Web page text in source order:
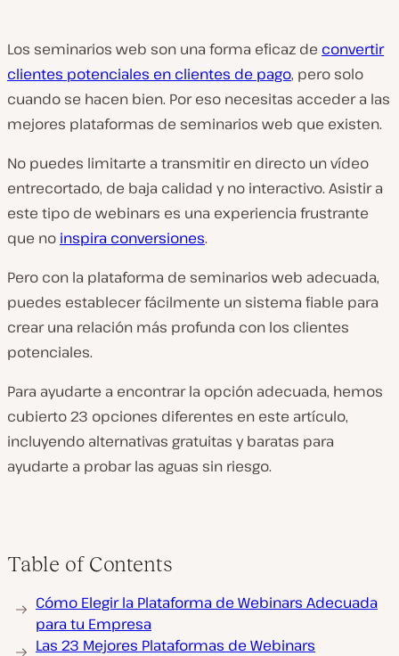
Los seminarios web son una forma eficaz de convertir
clientes potenciales en clientes de pago, pero solo
cuando se hacen bien. Por eso necesitas acceder a las
mejores plataformas de seminarios web que existen.
No puedes limitarte a transmitir en directo un vídeo
entrecortado, de baja calidad y no interactivo. Asistir a
este tipo de webinars es una experiencia frustrante
que no inspira conversiones.
Pero con la plataforma de seminarios web adecuada,
puedes establecer fácilmente un sistema fiable para
crear una relación más profunda con los clientes
potenciales.
Para ayudarte a encontrar la opción adecuada, hemos
cubierto 23 opciones diferentes en este artículo,
incluyendo alternativas gratuitas y baratas para
ayudarte a probar las aguas sin riesgo.
Table of Contents
Cómo Elegir la Plataforma de Webinars Adecuada
para tu Empresa
Las 23 Mejores Plataformas de Webinars